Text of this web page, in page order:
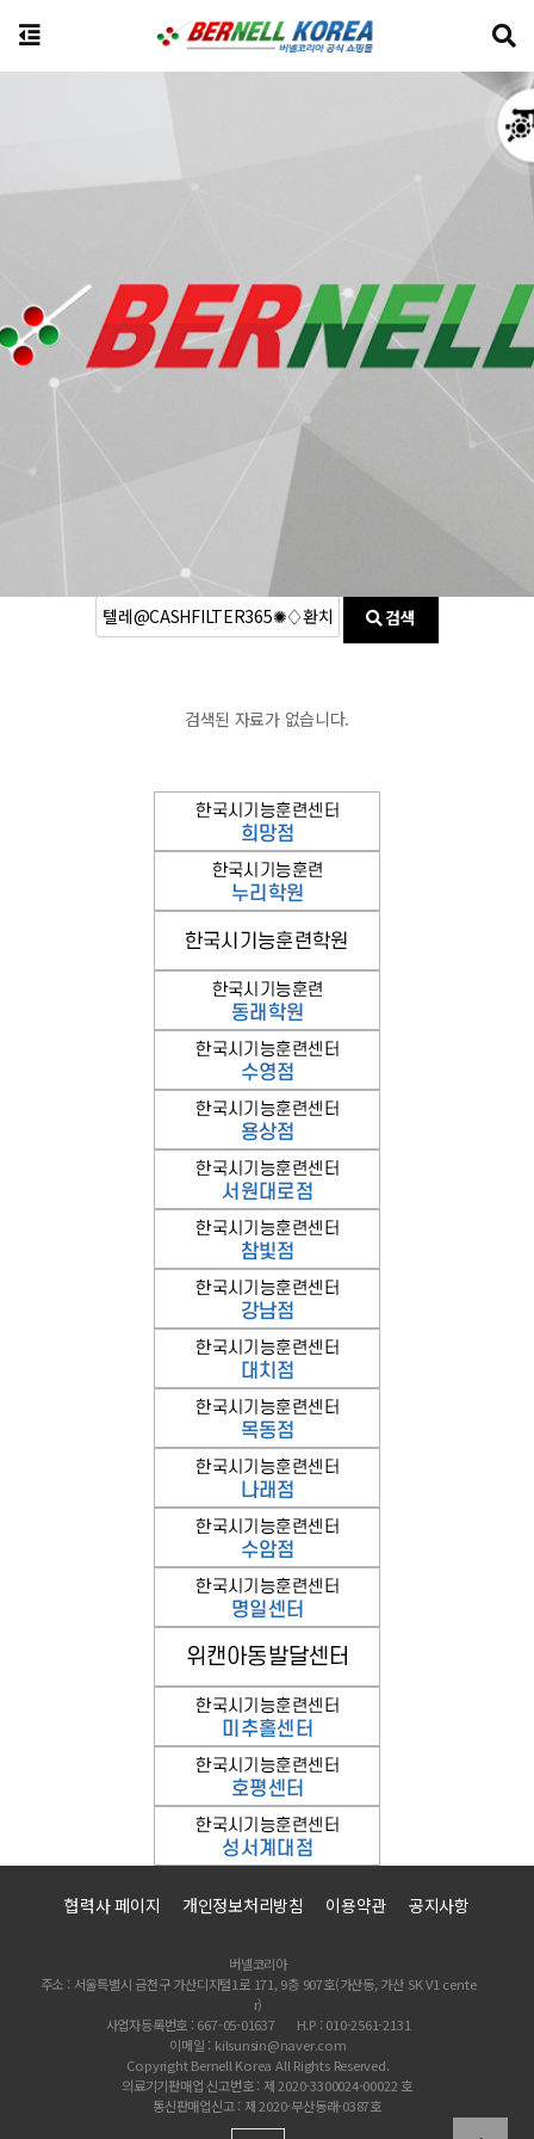
전체상품검색
검색
검색된 자료가 없습니다.
협력사 페이지 개인정보처리방침 이용약관 공지사항
버넬코리아
주소 : 서울특별시 금천구 가산디지털1로 171, 9층 907호(가산동, 가산 SK V1 cente
r)
사업자등록번호 : 667-05-01637
H.P : 010-2561-2131
이메일 : kilsunsin@naver.com
Copyright Bernell Korea All Rights Reserved.
의료기기판매업 신고번호 : 제 2020-3300024-00022 호
통신판매업신고 : 제 2020-부산동래-0387호